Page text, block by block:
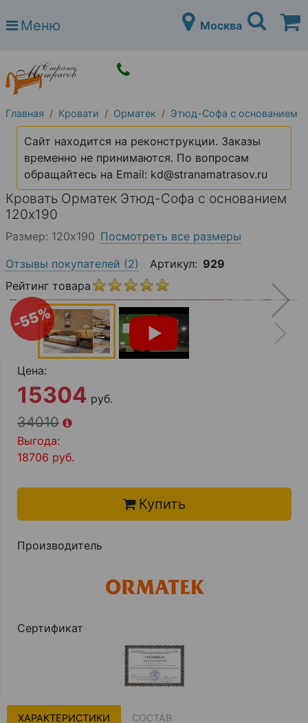
Страна матрасов
Open submenu (Матрасы)
Open submenu (Кровати)
Кровати
Open submenu (Аксессуары)
Open submenu (Диваны)
Диваны
Open submenu (Постельное белье)
Постельное белье
Open submenu (Мебель)
Мебель
Open submenu (Основания)
Основания
Детские матрасы
Детские кровати
Open submenu (Шкафы)
Шкафы
О компании
Контакты
Доставка по городу
Меню Москва
Главная Кровати Орматек Этюд-Софа с основанием
Сайт находится на реконструкции. Заказы
временно не принимаются. По вопросам
обращайтесь на Email: kd@stranamatrasov.ru
Кровать Орматек Этюд-Софа с основанием
120х190
-55%
Размер: 120х190 Посмотреть все размеры
Отзывы покупателей (2) Артикул: 929
Рейтинг товара
Цена:
15304 руб.
34010
Выгода:
18706 руб.
Купить
Производитель
Сертификат
ХАРАКТЕРИСТИКИ СОСТАВ